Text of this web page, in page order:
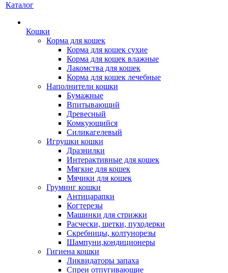
Каталог
Кошки
Корма для кошек
Корма для кошек сухие
Корма для кошек влажные
Лакомства для кошек
Корма для кошек лечебные
Наполнители кошки
Бумажные
Впитывающий
Древесный
Комкующийся
Силикагелевый
Игрушки кошки
Дразнилки
Интерактивные для кошек
Мягкие для кошек
Мячики для кошек
Груминг кошки
Антицарапки
Когтерезы
Машинки для стрижки
Расчески, щетки, пуходерки
Скребницы, колтунорезы
Шампуни,кондиционеры
Гигиена кошки
Ликвидаторы запаха
Спреи отпугивающие